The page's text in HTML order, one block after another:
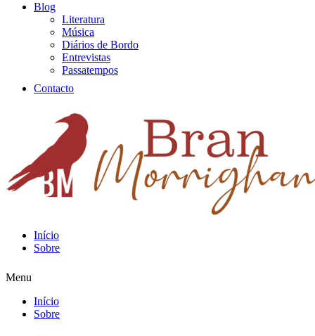
Blog
Literatura
Música
Diários de Bordo
Entrevistas
Passatempos
Contacto
Início
Sobre
Menu
Início
Sobre